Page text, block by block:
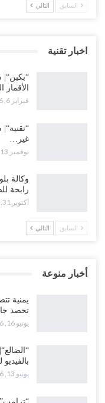
السابق التالي
اخبار تقنية
“بكين“|
فبراير 6, 2026
غير…
نوفمبر 13, 2025
وكالة
رابحة
أكتوبر 31, 2025
السابق التالي
أخبار منوعة
يمنية
تحصد
يونيو 16, 2026
يونيو 13, 2026